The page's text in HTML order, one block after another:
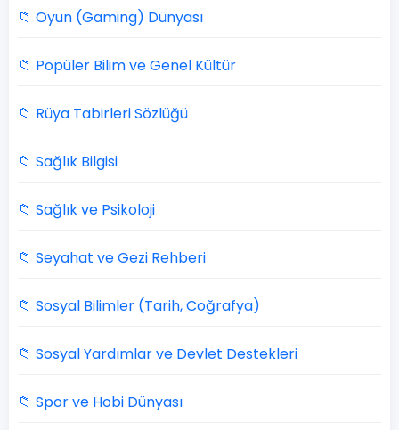
📁 Oyun (Gaming) Dünyası
📁 Popüler Bilim ve Genel Kültür
📁 Rüya Tabirleri Sözlüğü
📁 Sağlık Bilgisi
📁 Sağlık ve Psikoloji
📁 Seyahat ve Gezi Rehberi
📁 Sosyal Bilimler (Tarih, Coğrafya)
📁 Sosyal Yardımlar ve Devlet Destekleri
📁 Spor ve Hobi Dünyası